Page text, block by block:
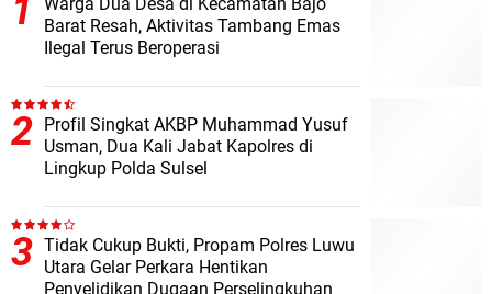
Barat Resah, Aktivitas Tambang Emas
Ilegal Terus Beroperasi
Profil Singkat AKBP Muhammad Yusuf
Usman, Dua Kali Jabat Kapolres di
Lingkup Polda Sulsel
Tidak Cukup Bukti, Propam Polres Luwu
Utara Gelar Perkara Hentikan
Penyelidikan Dugaan Perselingkuhan